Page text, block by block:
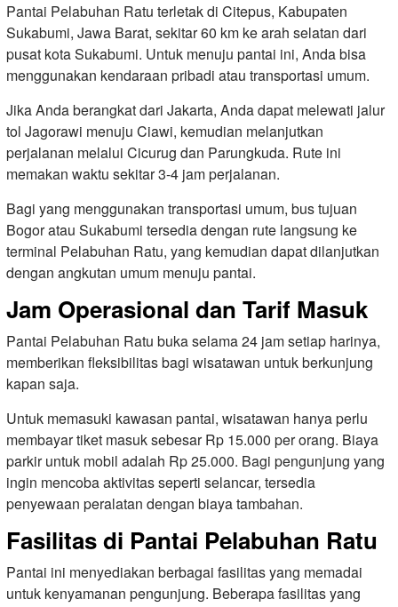
Pantai Pelabuhan Ratu terletak di Citepus, Kabupaten
Sukabumi, Jawa Barat, sekitar 60 km ke arah selatan dari
pusat kota Sukabumi. Untuk menuju pantai ini, Anda bisa
menggunakan kendaraan pribadi atau transportasi umum.
Jika Anda berangkat dari Jakarta, Anda dapat melewati jalur
tol Jagorawi menuju Ciawi, kemudian melanjutkan
perjalanan melalui Cicurug dan Parungkuda. Rute ini
memakan waktu sekitar 3-4 jam perjalanan.
Bagi yang menggunakan transportasi umum, bus tujuan
Bogor atau Sukabumi tersedia dengan rute langsung ke
terminal Pelabuhan Ratu, yang kemudian dapat dilanjutkan
dengan angkutan umum menuju pantai.
Jam Operasional dan Tarif Masuk
Pantai Pelabuhan Ratu buka selama 24 jam setiap harinya,
memberikan fleksibilitas bagi wisatawan untuk berkunjung
kapan saja.
Untuk memasuki kawasan pantai, wisatawan hanya perlu
membayar tiket masuk sebesar Rp 15.000 per orang. Biaya
parkir untuk mobil adalah Rp 25.000. Bagi pengunjung yang
ingin mencoba aktivitas seperti selancar, tersedia
penyewaan peralatan dengan biaya tambahan.
Fasilitas di Pantai Pelabuhan Ratu
Pantai ini menyediakan berbagai fasilitas yang memadai
untuk kenyamanan pengunjung. Beberapa fasilitas yang